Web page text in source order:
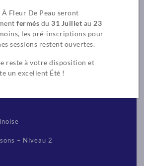
Cosmétique, Parfumerie
– Niveau 2
À Fleur De Peau seront
fermés du31 Juillet au 23
les pré-inscriptions pour
sessions restent ouvertes.
reste à votre disposition et
un excellent Été !